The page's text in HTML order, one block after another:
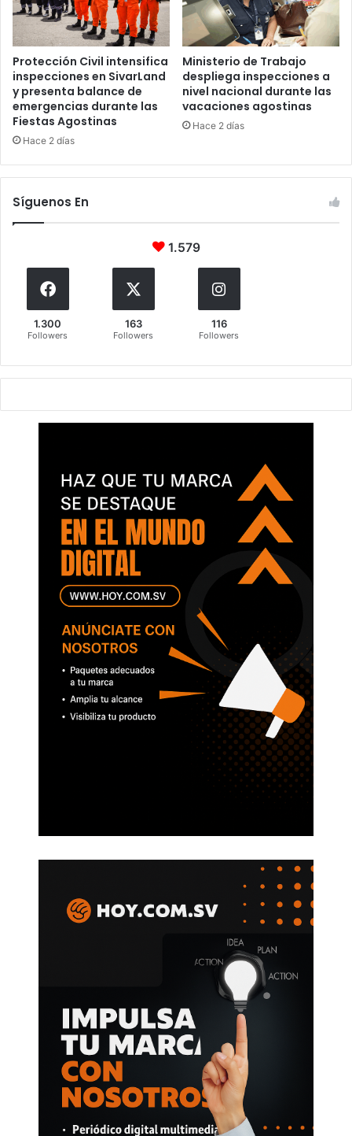
Protección Civil intensifica
inspecciones en SivarLand
y presenta balance de
emergencias durante las
Fiestas Agostinas
Hace 2 días
Ministerio de Trabajo
despliega inspecciones a
nivel nacional durante las
vacaciones agostinas
Hace 2 días
Síguenos En
1.579
1.300
Followers
163
Followers
116
Followers